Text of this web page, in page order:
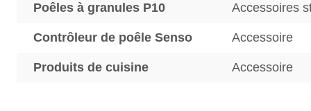
Poêles à granules P10 Accessoires
Contrôleur de poêle Senso Accessoire
Produits de cuisine Accessoire